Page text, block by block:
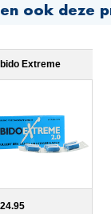
ook deze
Extreme